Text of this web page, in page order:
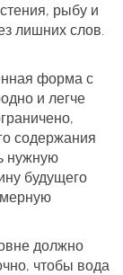
рыбу и
лишних слов.
форма с
и легче
содержания
нужную
будущего
должно
чтобы вода